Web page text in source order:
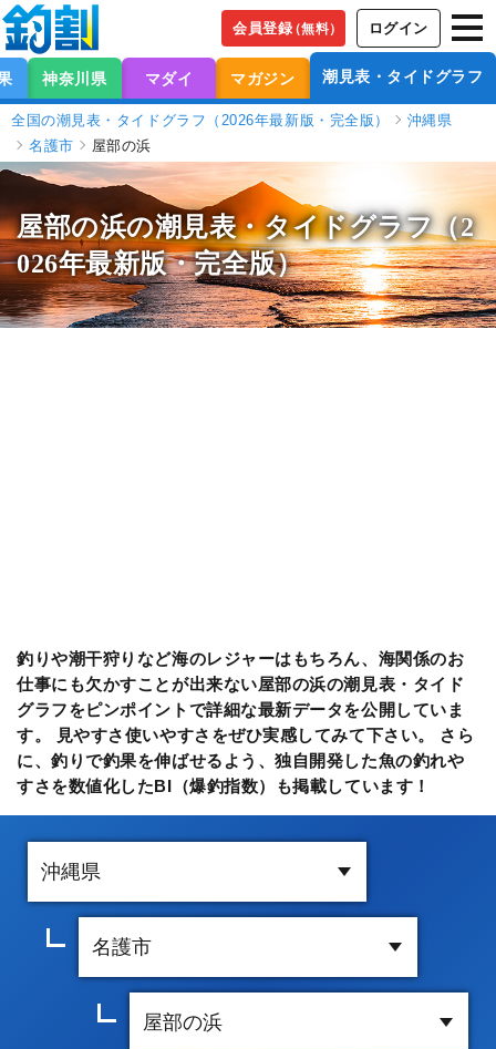
会員登録（無料） ログイン
神奈川県 マダイ マガジン 潮見表・タイドグラフ
全国の潮見表・タイドグラフ（2026年最新版・完全版）
沖縄県
名護市
屋部の浜
屋部の浜の潮見表・タイドグラフ（2
026年最新版・完全版）
釣りや潮干狩りなど海のレジャーはもちろん、海関係のお
仕事にも欠かすことが出来ない屋部の浜の潮見表・タイド
グラフをピンポイントで詳細な最新データを公開していま
す。 見やすさ使いやすさをぜひ実感してみて下さい。 さら
に、釣りで釣果を伸ばせるよう、独自開発した魚の釣れや
すさを数値化したBI（爆釣指数）も掲載しています！